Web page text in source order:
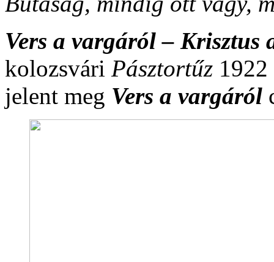
Vers a vargáról – Krisztus
kolozsvári Pásztortűz 1922
jelent meg Vers a vargáról